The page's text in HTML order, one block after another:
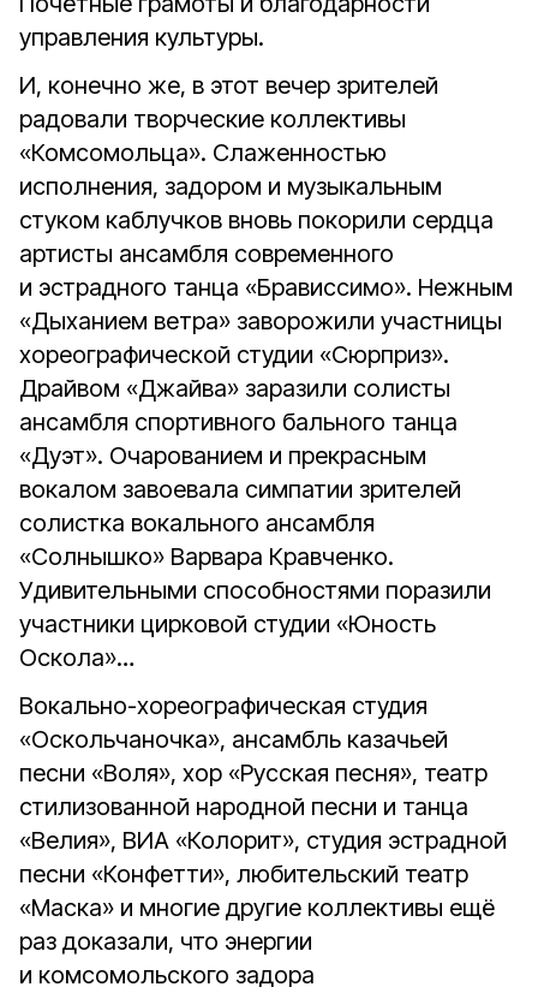
управления культуры.
И, конечно же, в этот вечер зрителей
радовали творческие коллективы
«Комсомольца». Слаженностью
исполнения, задором и музыкальным
стуком каблучков вновь покорили сердца
артисты ансамбля современного
и эстрадного танца «Брависсимо». Нежным
«Дыханием ветра» заворожили участницы
хореографической студии «Сюрприз».
Драйвом «Джайва» заразили солисты
ансамбля спортивного бального танца
«Дуэт». Очарованием и прекрасным
вокалом завоевала симпатии зрителей
солистка вокального ансамбля
«Солнышко» Варвара Кравченко.
Удивительными способностями поразили
участники цирковой студии «Юность
Оскола»…
Вокально-хореографическая студия
«Оскольчаночка», ансамбль казачьей
песни «Воля», хор «Русская песня», театр
стилизованной народной песни и танца
«Велия», ВИА «Колорит», студия эстрадной
песни «Конфетти», любительский театр
«Маска» и многие другие коллективы ещё
раз доказали, что энергии
и комсомольского задора